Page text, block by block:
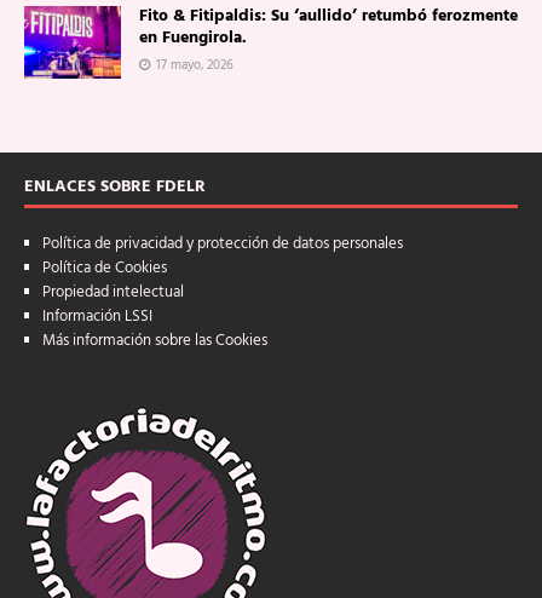
Fito & Fitipaldis: Su ‘aullido’ retumbó ferozmente
en Fuengirola.
17 mayo, 2026
ENLACES SOBRE FDELR
Política de privacidad y protección de datos personales
Política de Cookies
Propiedad intelectual
Información LSSI
Más información sobre las Cookies